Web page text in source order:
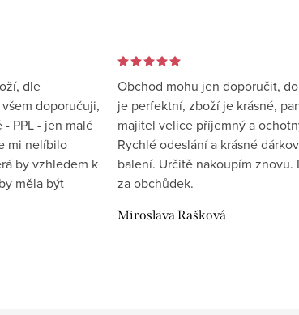
dle
doporučuji,
PPL - jen malé
mi nelíbilo
by vzhledem k
měla být
Obchod mohu jen doporučit,
je perfektní, zboží je krásné,
majitel velice příjemný a
Rychlé odeslání a krásné
balení. Určitě nakoupím znovu.
za obchůdek.
Miroslava Rašková